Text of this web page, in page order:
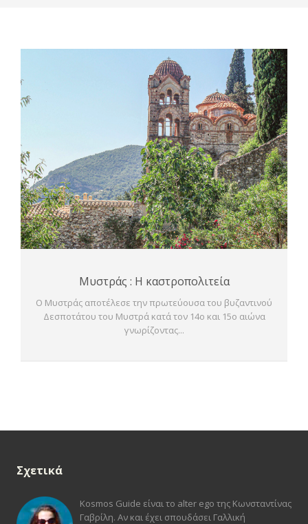
Μυστράς : Η καστροπολιτεία
Ο Μυστράς αποτέλεσε την πρωτεύουσα του βυζαντινού
Δεσποτάτου του Μυστρά κατά τον 14ο και 15ο αιώνα
γνωρίζοντας...
Σχετικά
Kosmos Guide είναι το alter ego της Κωνσταντίνας
Γαβρίλη. Αν και έχει σπουδάσει Γαλλική